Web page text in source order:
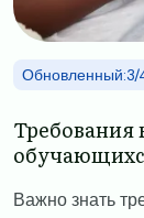
Требования
Важно знать